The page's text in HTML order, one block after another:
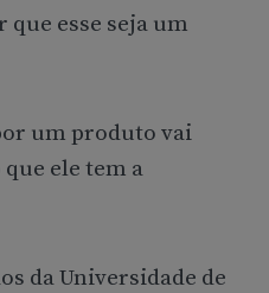
que esse seja um
um produto vai
ele tem a
da Universidade de